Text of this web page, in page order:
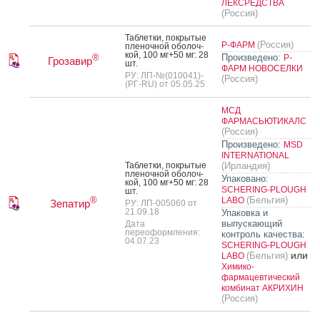
ЛЕКСРЕДСТВА
(Россия)
Грозавир®
Таб­летки, пок­ры­тые
пле­ноч­ной обо­лоч­
кой, 100 мг+50 мг: 28
шт.
РУ: ЛП-№(010041)-
(РГ-RU) от 05.05.25
Р-ФАРМ (Россия)
Произведено: Р-
ФАРМ НОВОСЕЛКИ
(Россия)
Зепатир®
Таб­летки, пок­ры­тые
пле­ноч­ной обо­лоч­
кой, 100 мг+50 мг: 28
шт.
РУ: ЛП-005060 от
21.09.18
Дата
переоформления:
04.07.23
МСД
ФАРМАСЬЮТИКАЛС
(Россия)
Произведено: MSD
INTERNATIONAL
(Ирландия)
Упаковано:
SCHERING-PLOUGH
LABO (Бельгия)
Упаковка и
выпускающий
контроль качества:
SCHERING-PLOUGH
LABO (Бельгия) или
Химико-
фармацевтический
комбинат АКРИХИН
(Россия)